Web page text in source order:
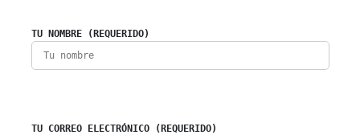
TU NOMBRE (REQUERIDO)
TU CORREO ELECTRÓNICO (REQUERIDO)